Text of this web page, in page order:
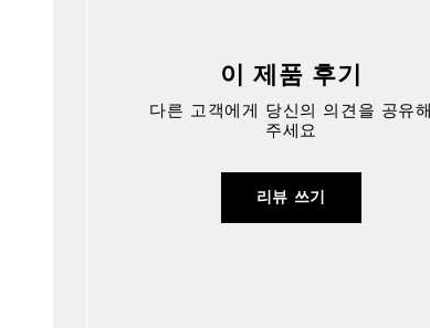
이 제품 후기
다른 고객에게 당신의 의견을 공유해
주세요
리뷰 쓰기